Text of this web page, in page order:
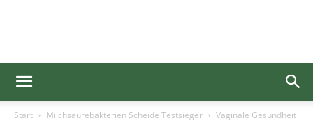
Gesundgelesen
Start Milchsäurebakterien Scheide Testsieger
Vaginale Gesundheit